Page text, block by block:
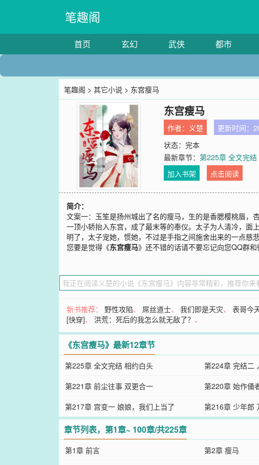
笔趣阁
首页 玄幻 武侠 都市
笔趣阁 >其它小说 > 东宫瘦马
东宫瘦马
作者： 义楚 更新时间：
状态：完本
最新章节：第225章 全文完
加入书架
点击阅读
简介：
文案一：玉笙是扬州城出了名的瘦马，生的是香腮樱桃唇，
一顶小轿抬入东宫，成了最末等的奉仪。太子为人清冷，
明了，太子宠她，惯她，不过是手指之间施舍出来的一点慈
您要是觉得《东宫瘦马》还不错的话请不要忘记向您QQ群和
新书推荐： 野性攻陷、 屌丝道士、我们即是天灾、表哥今
[快穿]、洪荒：死后的我怎么就无敌了？ 、
《东宫瘦马》最新12章节
第225章 全文完结 相约白头 第224章 完结二
第221章 前尘往事 双更合一
第220章 始作俑
第217章 宫变一 娘娘，我们上当了 第216章 少年郎
章节列表，第1章~ 100章/共225章
第1章 前言 第2章 瘦马